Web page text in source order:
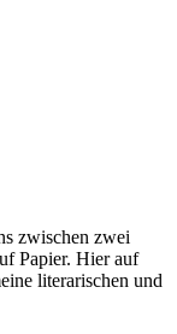
zwischen zwei
Papier. Hier auf
literarischen und